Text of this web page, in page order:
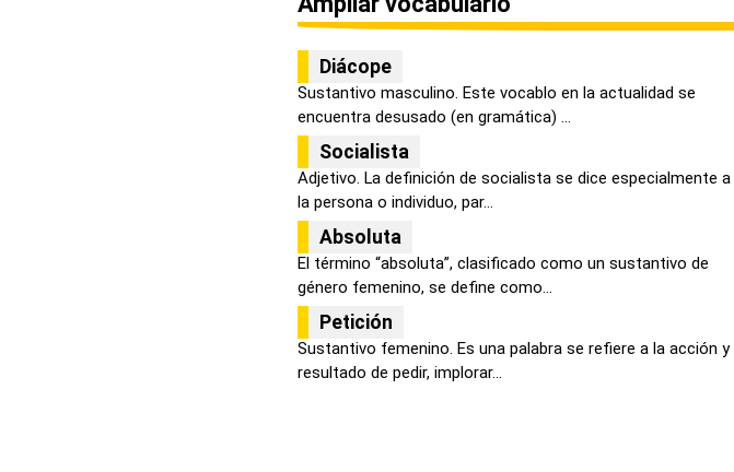
Diácope
Sustantivo masculino. Este vocablo en la actualidad se
encuentra desusado (en gramática) ...
Socialista
Adjetivo. La definición de socialista se dice especialmente a
la persona o individuo, par...
Absoluta
El término “absoluta”, clasificado como un sustantivo de
género femenino, se define como...
Petición
Sustantivo femenino. Es una palabra se refiere a la acción y
resultado de pedir, implorar...